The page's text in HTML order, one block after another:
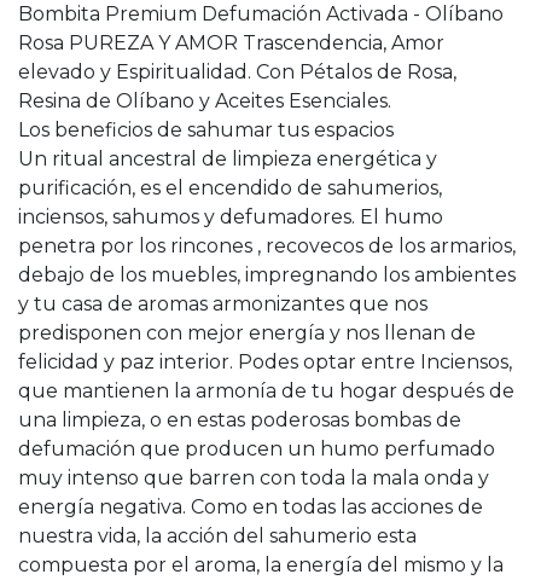
Bombita Premium Defumación Activada - Olíbano
Rosa PUREZA Y AMOR Trascendencia, Amor
elevado y Espiritualidad. Con Pétalos de Rosa,
Resina de Olíbano y Aceites Esenciales.
Los beneficios de sahumar tus espacios
Un ritual ancestral de limpieza energética y
purificación, es el encendido de sahumerios,
inciensos, sahumos y defumadores. El humo
penetra por los rincones , recovecos de los armarios,
debajo de los muebles, impregnando los ambientes
y tu casa de aromas armonizantes que nos
predisponen con mejor energía y nos llenan de
felicidad y paz interior. Podes optar entre Inciensos,
que mantienen la armonía de tu hogar después de
una limpieza, o en estas poderosas bombas de
defumación que producen un humo perfumado
muy intenso que barren con toda la mala onda y
energía negativa. Como en todas las acciones de
nuestra vida, la acción del sahumerio esta
compuesta por el aroma, la energía del mismo y la